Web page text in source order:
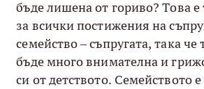
бъде лишена от гориво? Това е
за всички постижения на
семейство – съпругата, така че
бъде много внимателна и
си от детството. Семейството